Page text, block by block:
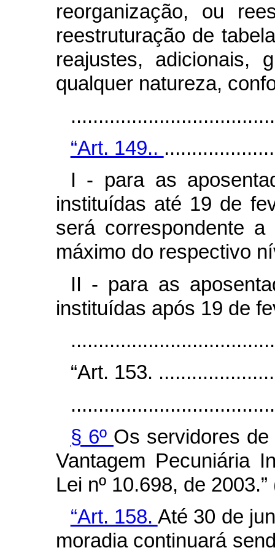
reorganização, ou
reestruturação de
reajustes, adicionais,
qualquer natureza,
“Art. 149..
I - para as
instituídas até 19 de
será correspondente
máximo do respectivo
II - para as
instituídas após 19 de
“Art. 153.
§ 6º Os servidores
Vantagem Pecuniária
Lei nº 10.698, de 2003.”
“Art. 158. Até 30 de
moradia continuará